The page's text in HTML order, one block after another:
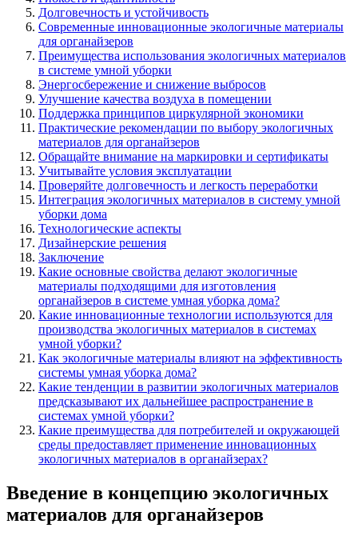
Долговечность и устойчивость
Современные инновационные экологичные материалы
для органайзеров
Преимущества использования экологичных материалов
в системе умной уборки
Энергосбережение и снижение выбросов
Улучшение качества воздуха в помещении
Поддержка принципов циркулярной экономики
Практические рекомендации по выбору экологичных
материалов для органайзеров
Обращайте внимание на маркировки и сертификаты
Учитывайте условия эксплуатации
Проверяйте долговечность и легкость переработки
Интеграция экологичных материалов в систему умной
уборки дома
Технологические аспекты
Дизайнерские решения
Заключение
Какие основные свойства делают экологичные
материалы подходящими для изготовления
органайзеров в системе умная уборка дома?
Какие инновационные технологии используются для
производства экологичных материалов в системах
умной уборки?
Как экологичные материалы влияют на эффективность
системы умная уборка дома?
Какие тенденции в развитии экологичных материалов
предсказывают их дальнейшее распространение в
системах умной уборки?
Какие преимущества для потребителей и окружающей
среды предоставляет применение инновационных
экологичных материалов в органайзерах?
Введение в концепцию экологичных
материалов для органайзеров